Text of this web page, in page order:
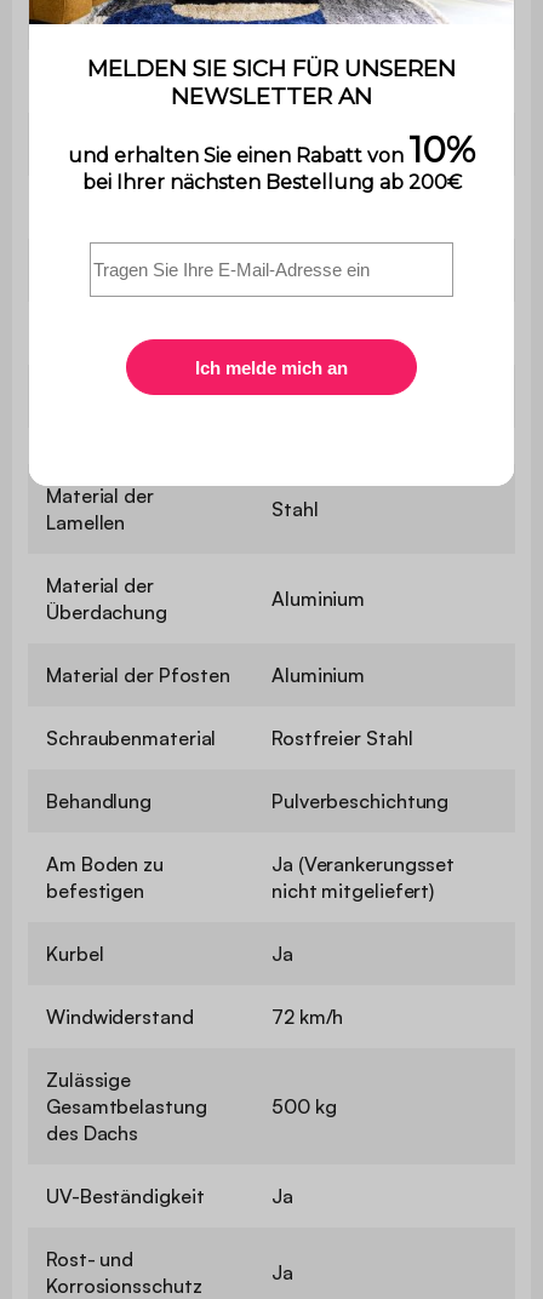
Stärke des Aluminiums 1,2 / 1,3 mm
Abmessungen der Lamellen 12 x 290 cm
Bewegungsradius der Lamellen 0 bis 85 Grad
Gewicht 124,4 kg
Material des Gestells Aluminium
Material der
Lamellen
Stahl
Material der
Überdachung
Aluminium
Material der Pfosten Aluminium
Schraubenmaterial Rostfreier Stahl
Behandlung Pulverbeschichtung
Am Boden zu
befestigen
Ja (Verankerungsset
nicht mitgeliefert)
Kurbel Ja
Windwiderstand 72 km/h
Zulässige
Gesamtbelastung
des Dachs
500 kg
UV-Beständigkeit Ja
Rost- und
Korrosionsschutz
Ja